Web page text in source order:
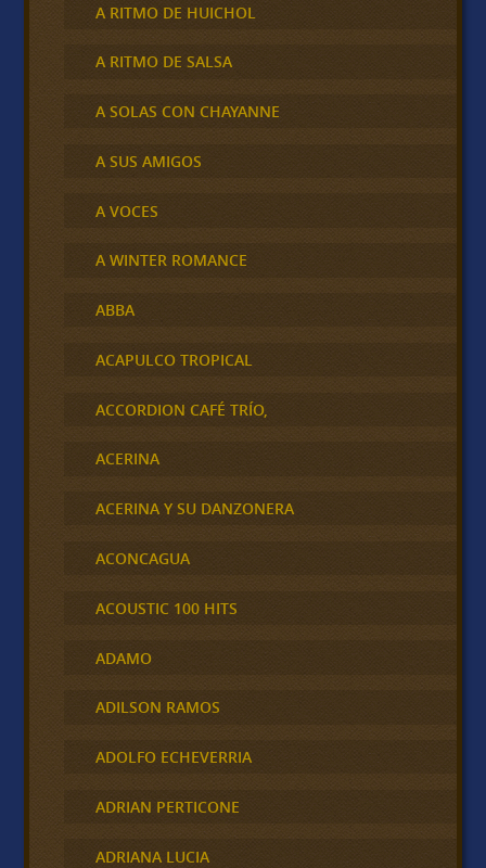
A RITMO DE HUICHOL
A RITMO DE SALSA
A SOLAS CON CHAYANNE
A SUS AMIGOS
A VOCES
A WINTER ROMANCE
ABBA
ACAPULCO TROPICAL
ACCORDION CAFÉ TRÍO,
ACERINA
ACERINA Y SU DANZONERA
ACONCAGUA
ACOUSTIC 100 HITS
ADAMO
ADILSON RAMOS
ADOLFO ECHEVERRIA
ADRIAN PERTICONE
ADRIANA LUCIA